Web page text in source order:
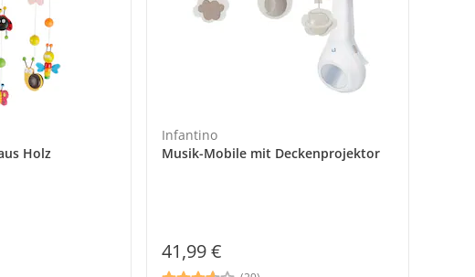
Holz
Infantino
Musik-Mobile mit Deckenprojektor
41,99 €